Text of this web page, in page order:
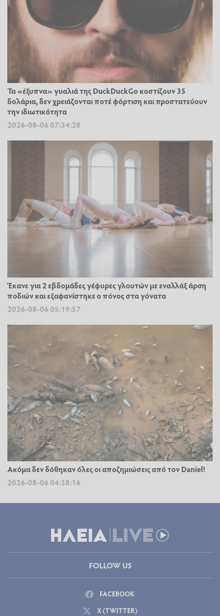
Τα «έξυπνα» γυαλιά της DuckDuckGo κοστίζουν 35
δολάρια, δεν χρειάζονται ποτέ φόρτιση και προστατεύουν
την ιδιωτικότητα
2026-08-06 07:34:28
Έκανε για 2 εβδομάδες γέφυρες γλουτών με εναλλάξ άρση
ποδιών και εξαφανίστηκε ο πόνος στα γόνατα
2026-08-06 05:19:57
Ακόμα δεν δόθηκαν όλες οι αποζημιώσεις από τον Daniel!
2026-08-06 04:38:16
FOLLOW US
FACEBOOK
X (TWITTER)